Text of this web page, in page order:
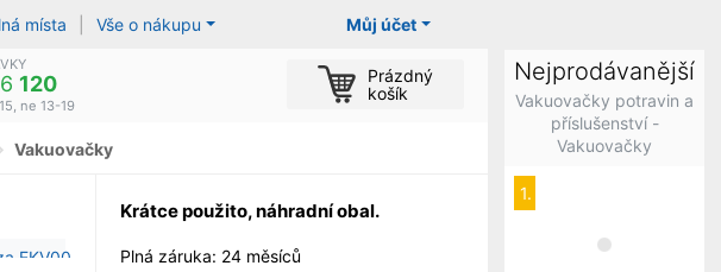
Můj účet
místa Vše o nákupu
120
ne 13-19
Prázdný
košík
Vakuovačky
Krátce použito, náhradní obal.
Plná záruka: 24 měsíců
Nejprodávanější
Vakuovačky potravin a
příslušenství -
Vakuovačky
1.